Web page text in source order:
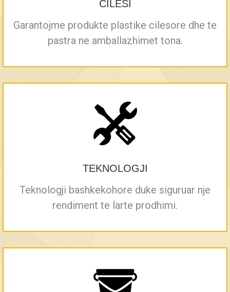
CILESI
Garantojme produkte plastike cilesore dhe te
pastra ne amballazhimet tona.
TEKNOLOGJI
Teknologji bashkekohore duke siguruar nje
rendiment te larte prodhimi.